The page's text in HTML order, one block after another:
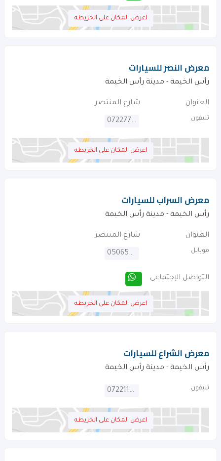
اعرض المكان على الخريطه
معرض النصر للسيارات
رأس الخيمة - مدينة رأس الخيمة
العنوان شارع المنتصر
تليفون 072277011
اعرض المكان على الخريطه
معرض السراب للسيارات
رأس الخيمة - مدينة رأس الخيمة
العنوان شارع المنتصر
موبايل 0506555865
التواصل الإجتماعى
اعرض المكان على الخريطه
معرض الشراع للسيارات
رأس الخيمة - مدينة رأس الخيمة
تليفون 072211224
اعرض المكان على الخريطه